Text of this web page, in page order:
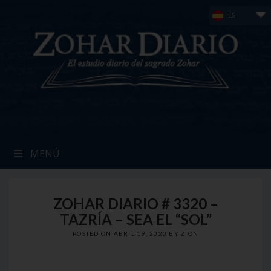
ES
MENÚ
ZOHAR DIARIO # 3320 –
TAZRÍA – SEA EL “SOL”
POSTED ON ABRIL 19, 2020 BY ZION